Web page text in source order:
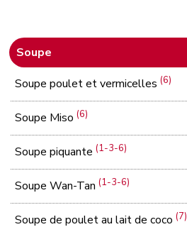
Soupe
Soupe poulet et vermicelles(6)
Soupe Miso(6)
Soupe piquante(1-3-6)
Soupe Wan-Tan(1-3-6)
Soupe de poulet au lait de coco(7)